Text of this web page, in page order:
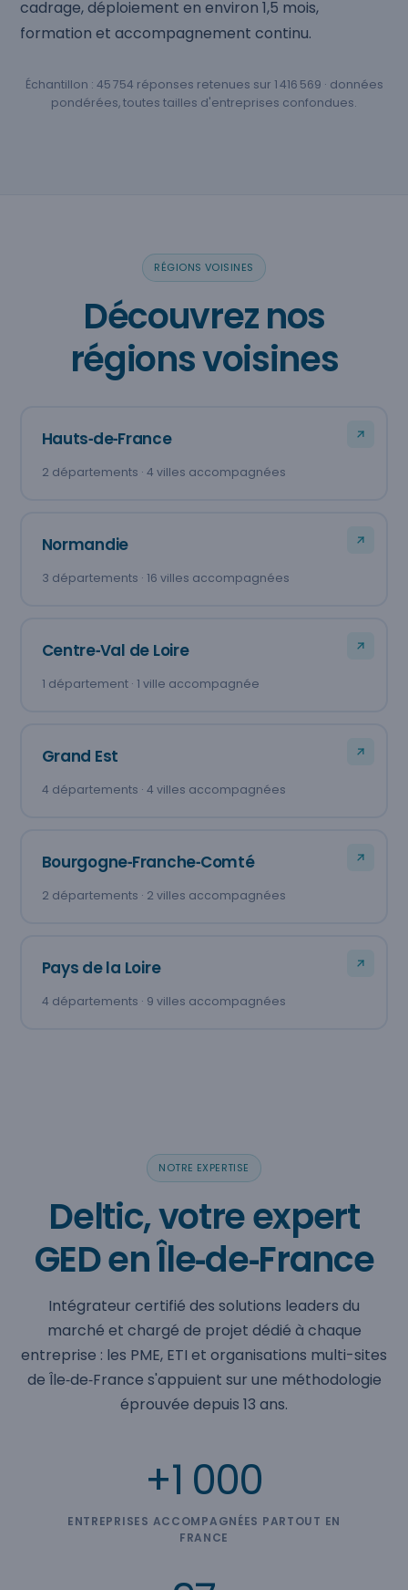
cadrage, déploiement en environ 1,5 mois,
formation et accompagnement continu.
Échantillon : 45 754 réponses retenues sur 1 416 569 · données
pondérées, toutes tailles d'entreprises confondues.
RÉGIONS VOISINES
Découvrez nos
régions voisines
Hauts‑de‑France
2 départements · 4 villes accompagnées
Normandie
3 départements · 16 villes accompagnées
Centre‑Val de Loire
1 département · 1 ville accompagnée
Grand Est
4 départements · 4 villes accompagnées
Bourgogne‑Franche‑Comté
2 départements · 2 villes accompagnées
Pays de la Loire
4 départements · 9 villes accompagnées
NOTRE EXPERTISE
Deltic, votre expert
GED en Île‑de‑France
Intégrateur certifié des solutions leaders du
marché et chargé de projet dédié à chaque
entreprise : les PME, ETI et organisations multi-sites
de Île‑de‑France s'appuient sur une méthodologie
éprouvée depuis 13 ans.
+1 000
ENTREPRISES ACCOMPAGNÉES PARTOUT EN
FRANCE